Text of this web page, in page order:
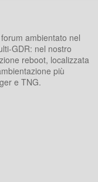
ambientato nel
GDR: nel nostro
reboot, localizzata
più
e TNG.